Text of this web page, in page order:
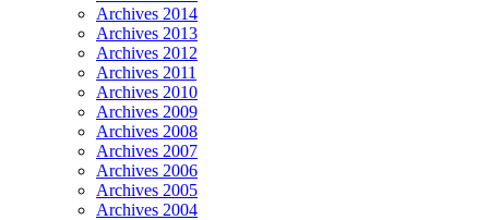
Archives 2014
Archives 2013
Archives 2012
Archives 2011
Archives 2010
Archives 2009
Archives 2008
Archives 2007
Archives 2006
Archives 2005
Archives 2004